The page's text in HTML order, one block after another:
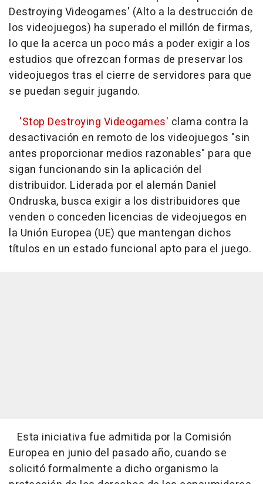
Destroying Videogames' (Alto a la destrucción de
los videojuegos) ha superado el millón de firmas,
lo que la acerca un poco más a poder exigir a los
estudios que ofrezcan formas de preservar los
videojuegos tras el cierre de servidores para que
se puedan seguir jugando.
'Stop Destroying Videogames' clama contra la
desactivación en remoto de los videojuegos "sin
antes proporcionar medios razonables" para que
sigan funcionando sin la aplicación del
distribuidor. Liderada por el alemán Daniel
Ondruska, busca exigir a los distribuidores que
venden o conceden licencias de videojuegos en
la Unión Europea (UE) que mantengan dichos
títulos en un estado funcional apto para el juego.
Esta iniciativa fue admitida por la Comisión
Europea en junio del pasado año, cuando se
solicitó formalmente a dicho organismo la